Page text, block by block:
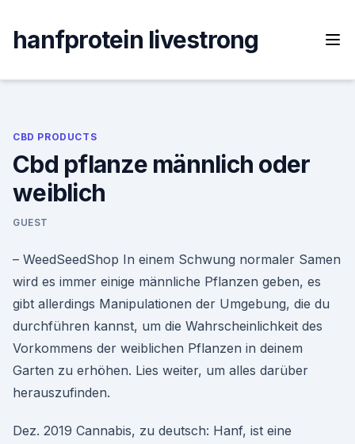
content
hanfprotein livestrong
CBD PRODUCTS
Cbd pflanze männlich oder
weiblich
GUEST
– WeedSeedShop In einem Schwung normaler Samen
wird es immer einige männliche Pflanzen geben, es
gibt allerdings Manipulationen der Umgebung, die du
durchführen kannst, um die Wahrscheinlichkeit des
Vorkommens der weiblichen Pflanzen in deinem
Garten zu erhöhen. Lies weiter, um alles darüber
herauszufinden.
Dez. 2019 Cannabis, zu deutsch: Hanf, ist eine